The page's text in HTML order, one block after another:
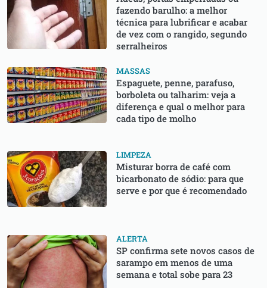
fazendo barulho: a melhor
técnica para lubrificar e acabar
de vez com o rangido, segundo
serralheiros
MASSAS
Espaguete, penne, parafuso,
borboleta ou talharim: veja a
diferença e qual o melhor para
cada tipo de molho
LIMPEZA
Misturar borra de café com
bicarbonato de sódio: para que
serve e por que é recomendado
ALERTA
SP confirma sete novos casos de
sarampo em menos de uma
semana e total sobe para 23